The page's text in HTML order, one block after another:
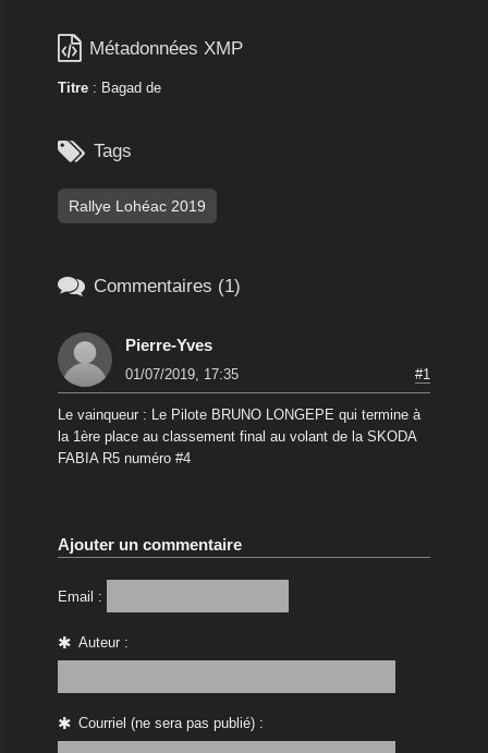
 Métadonnées XMP
Titre: Bagad de
 Tags
Rallye Lohéac 2019
 Commentaires (1)
Pierre-Yves
01/07/2019, 17:35 #1
Le vainqueur : Le Pilote BRUNO LONGEPE qui termine à
la 1ère place au classement final au volant de la SKODA
FABIA R5 numéro #4
Ajouter un commentaire
Email :
Auteur :
Courriel (ne sera pas publié) :